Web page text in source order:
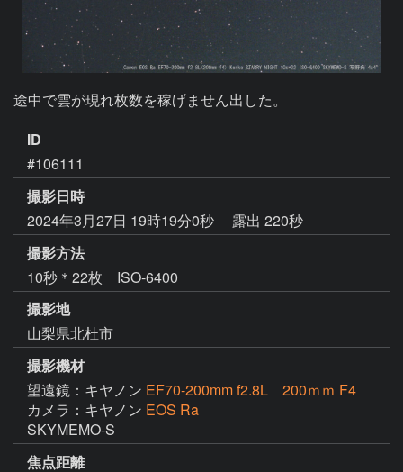
途中で雲が現れ枚数を稼げません出した。
ID
#106111
撮影日時
2024年3月27日 19時19分0秒
露出 220秒
撮影方法
10秒＊22枚 ISO-6400
撮影地
山梨県北杜市
撮影機材
望遠鏡：キヤノン EF70-200mm f2.8L 200ｍｍ F4
カメラ：キヤノン EOS Ra
SKYMEMO-S
焦点距離